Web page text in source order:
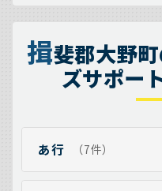
揖斐郡大野
ズサポー
あ行 （7件）